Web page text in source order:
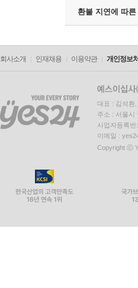
환불 지연에 따른
회사소개 인재채용 이용약관 개인정보
대표 : 김석환
주소 : 서울시
사업자등록
이메일 :
Copyright ⓒ